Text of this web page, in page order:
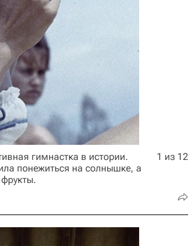
гимнастка в истории.
понежиться на солнышке, а
1 из 12